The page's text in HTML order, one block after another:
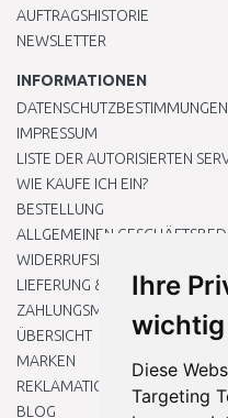
Ihre
wichtig
Diese
Targeting
AUFTRAGSHISTORIE
NEWSLETTER
INFORMATIONEN
DATENSCHUTZBESTIMMUNGEN
IMPRESSUM
LISTE DER AUTORISIERTEN
WIE KAUFE ICH EIN?
BESTELLUNG
ALLGEMEINEN
WIDERRUFSRECHT
LIEFERUNG & ZAHLUNG
ZAHLUNGSMETHODEN
ÜBERSICHT
MARKEN
REKLAMATIONEN UND
BLOG